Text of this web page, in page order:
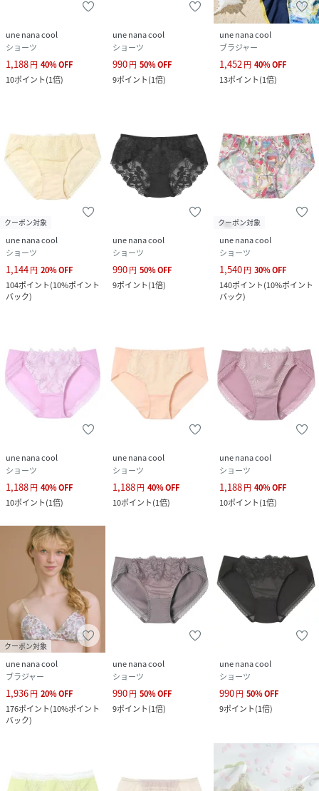
une nana cool
ショーツ
1,188円 40%OFF
10ポイント(1倍)
une nana cool
ショーツ
990円 50%OFF
9ポイント(1倍)
une nana cool
ブラジャー
1,452 円 40%OFF
13ポイント(1倍)
クーポン対象
une nana cool
ショーツ
1,144円 20%OFF
104ポイント(10%ポイント
バック)
une nana cool
ショーツ
990円 50%OFF
9ポイント(1倍)
クーポン対象
une nana cool
ショーツ
1,540円 30%OFF
140ポイント(10%ポイント
バック)
une nana cool
ショーツ
1,188円 40%OFF
10ポイント(1倍)
une nana cool
ショーツ
1,188円 40%OFF
10ポイント(1倍)
une nana cool
ショーツ
1,188円 40%OFF
10ポイント(1倍)
クーポン対象
une nana cool
ブラジャー
1,936円 20%OFF
176ポイント(10%ポイント
バック)
une nana cool
ショーツ
990円 50%OFF
9ポイント(1倍)
une nana cool
ショーツ
990円 50%OFF
9ポイント(1倍)